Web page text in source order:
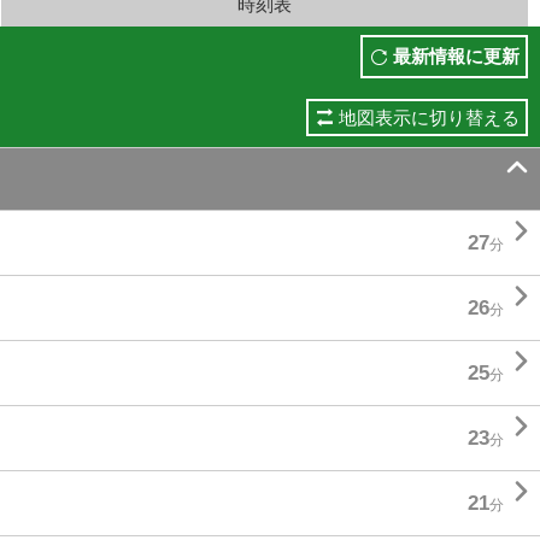
時刻表
最新情報に更新
地図表示に切り替える

27分 
26分 
25分 
23分 
21分 